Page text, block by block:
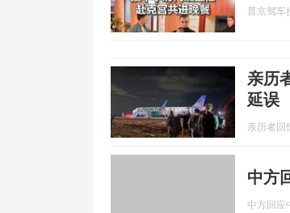
普京驾车
亲历
延误
亲历者回
中方
中方回应